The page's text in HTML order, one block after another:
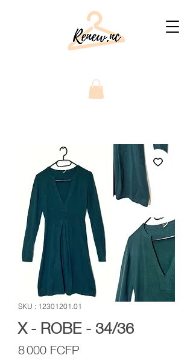
SKU : 12301201.01
X - ROBE - 34/36
8 000 FCFP